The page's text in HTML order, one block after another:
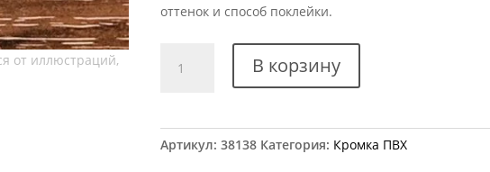
оттенок и способ поклейки.
товара
26.01
В корзину
Артикул:38138 Категория: Кромка ПВХ